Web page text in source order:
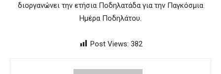
διοργανώνει την ετήσια Ποδηλατάδα για την Παγκόσμια
Ημέρα Ποδηλάτου.
Post Views: 382